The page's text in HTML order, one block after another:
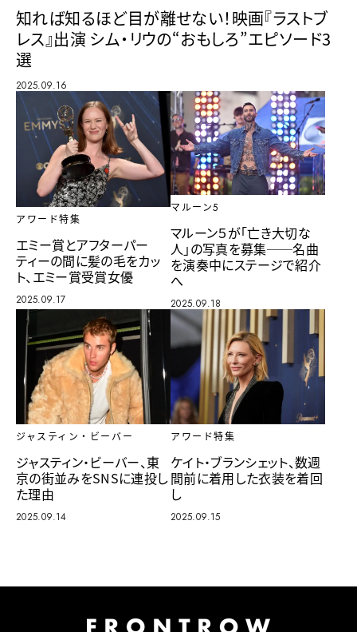
知れば知るほど目が離せない！映画『ラストブ
レス』出演 シム・リウの“おもしろ”エピソード3
選
2025.09.16
アワード特集
エミー賞とアフターパー
ティーの間に髪の毛をカッ
ト、エミー賞受賞女優
2025.09.17
マルーン5
マルーン５が「亡き大切な
人」の写真を募集──名曲
を演奏中にステージで紹介
へ
2025.09.18
ジャスティン・ビーバー
ジャスティン・ビーバー、東
京の街並みをSNSに連投し
た理由
2025.09.14
アワード特集
ケイト・ブランシェット、数週
間前に着用した衣装を着回
し
2025.09.15